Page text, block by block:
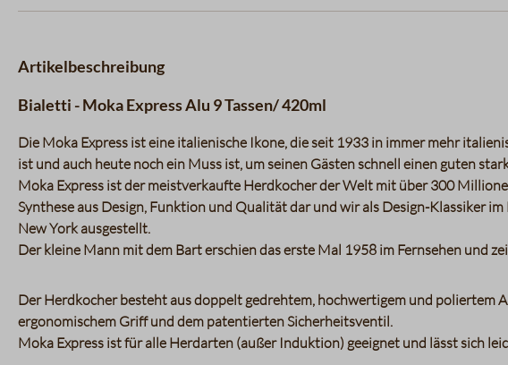
Artikelbeschreibung
Bialetti - Moka Express Alu 9 Tassen/ 420ml
Die Moka Express ist eine italienische Ikone, die seit 1933 in immer mehr
ist und auch heute noch ein Muss ist, um seinen Gästen schnell einen guten
Moka Express ist der meistverkaufte Herdkocher der Welt mit über 300
Synthese aus Design, Funktion und Qualität dar und wir als Design-Klassiker
New York ausgestellt.
Der kleine Mann mit dem Bart erschien das erste Mal 1958 im Fernsehen und
Der Herdkocher besteht aus doppelt gedrehtem, hochwertigem und poliertem
ergonomischem Griff und dem patentierten Sicherheitsventil.
Moka Express ist für alle Herdarten (außer Induktion) geeignet und lässt sich